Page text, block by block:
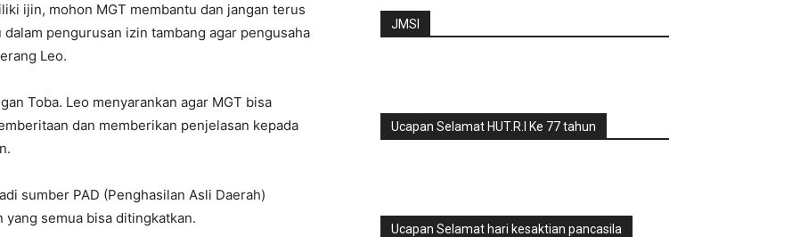
ijin, mohon MGT membantu dan jangan terus
pengurusan izin tambang agar pengusaha
Leo.
Toba. Leo menyarankan agar MGT bisa
dan memberikan penjelasan kepada
sumber PAD (Penghasilan Asli Daerah)
semua bisa ditingkatkan.
JMSI
Ucapan Selamat HUT.R.I Ke 77 tahun
Ucapan Selamat hari kesaktian pancasila